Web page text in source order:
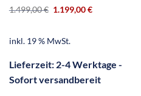
1.499,00€ 1.199,00€
inkl. 19 % MwSt.
Lieferzeit: 2-4 Werktage -
Sofort versandbereit